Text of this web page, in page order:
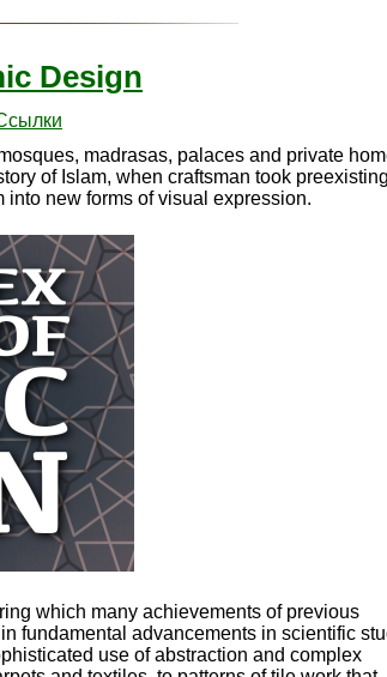
Design
madrasas, palaces and private
of Islam, when craftsman took preexisting
new forms of visual expression.
which many achievements of previous
fundamental advancements in scientific
use of abstraction and complex